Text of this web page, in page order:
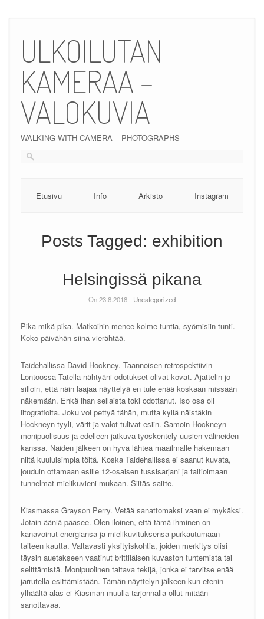
content
ULKOILUTAN
KAMERAA –
VALOKUVIA
WALKING WITH CAMERA – PHOTOGRAPHS
Etusivu Info Arkisto Instagram
Posts Tagged: exhibition
Helsingissä pikana
On 23.8.2018 - Uncategorized
Pika mikä pika. Matkoihin menee kolme tuntia, syömisiin tunti.
Koko päivähän siinä vierähtää.
Taidehallissa David Hockney. Taannoisen retrospektiivin
Lontoossa Tatella nähtyäni odotukset olivat kovat. Ajattelin jo
silloin, että näin laajaa näyttelyä en tule enää koskaan missään
näkemään. Enkä ihan sellaista toki odottanut. Iso osa oli
litografioita. Joku voi pettyä tähän, mutta kyllä näistäkin
Hockneyn tyyli, värit ja valot tulivat esiin. Samoin Hockneyn
monipuolisuus ja edelleen jatkuva työskentely uusien välineiden
kanssa. Näiden jälkeen on hyvä lähteä maailmalle hakemaan
niitä kuuluisimpia töitä. Koska Taidehallissa ei saanut kuvata,
jouduin ottamaan esille 12-osaisen tussisarjani ja taltioimaan
tunnelmat mielikuvieni mukaan. Siitäs saitte.
Kiasmassa Grayson Perry. Vetää sanattomaksi vaan ei mykäksi.
Jotain ääniä pääsee. Olen iloinen, että tämä ihminen on
kanavoinut energiansa ja mielikuvituksensa purkautumaan
taiteen kautta. Valtavasti yksityiskohtia, joiden merkitys olisi
täysin auetakseen vaatinut brittiläisen kuvaston tuntemista tai
selittämistä. Monipuolinen taitava tekijä, jonka ei tarvitse enää
jarrutella esittämistään. Tämän näyttelyn jälkeen kun etenin
ylhäältä alas ei Kiasman muulla tarjonnalla ollut mitään
sanottavaa.